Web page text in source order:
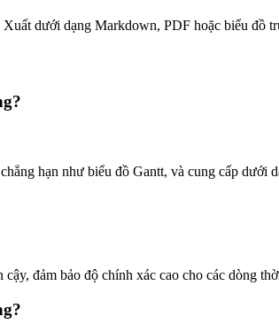
Xuất dưới dạng Markdown, PDF hoặc biểu đồ
hạn như biểu đồ Gantt, và cung cấp dưới
đảm bảo độ chính xác cao cho các dòng